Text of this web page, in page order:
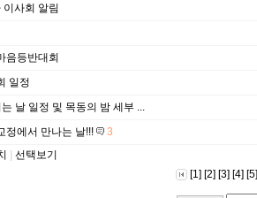
사회 알림
음등반대회
일정
날 일정 및 목동의 밤 세부 ...
정에서 만나는 날!!!
3
선택보기
[1] [2] [3] [4] [5]